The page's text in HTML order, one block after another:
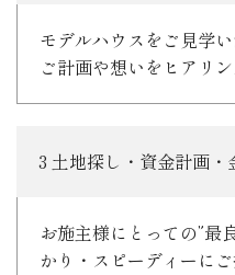
モデルハウスをご見学
ご計画や想いをヒアリ
3 土地探し・資金計画・
お施主様にとっての”最
かり・スピーディーにご